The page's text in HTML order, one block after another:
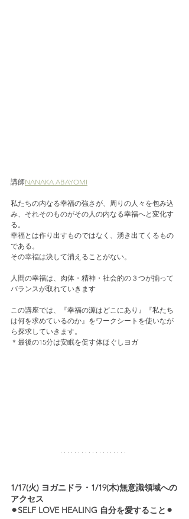
講師NANAKA ABAYOMI
私たちの内なる幸福の強さが、周りの人々を包み込
み、それそのものがその人の内なる幸福へと変化す
る。
幸福とは作り出すものではなく、湧き出てくるもの
である。
その幸福は決して消えることがない。
人間の幸福は、肉体・精神・社会的の３つが揃って
バランスが取れていきます
この講座では、『幸福の源はどこにあり』『私たち
は何を求めているのか』をワークシートを使いなが
ら探求していきます。
＊最後の15分は安眠を促す体ほぐしヨガ
1/17(火) ヨガニドラ・1/19(木)無意識領域への
アクセス
⚫︎SELF LOVE HEALING 自分を愛すること⚫︎